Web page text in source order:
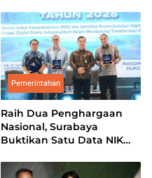
Pemerintahan
Raih Dua Penghargaan
Nasional, Surabaya
Buktikan Satu Data NIK
Ekonomi